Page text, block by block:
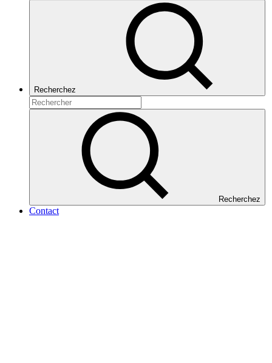
Recherchez
Recherchez
Contact